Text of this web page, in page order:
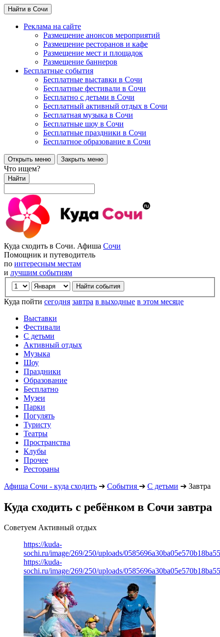
Найти в Сочи
Реклама на сайте
Размещение анонсов мероприятий
Размещение ресторанов и кафе
Размещение мест и площадок
Размещение баннеров
Бесплатные события
Бесплатные выставки в Сочи
Бесплатные фестивали в Сочи
Бесплатно с детьми в Сочи
Бесплатный активный отдых в Сочи
Бесплатная музыка в Сочи
Бесплатные шоу в Сочи
Бесплатные праздники в Сочи
Бесплатное образование в Сочи
Открыть меню Закрыть меню
Что ищем?
Найти
Куда сходить в Сочи. Афиша Сочи
Помощник и путеводитель
по интересным местам
и лучшим событиям
Куда пойти сегодня завтра в выходные в этом месяце
Выставки
Фестивали
С детьми
Активный отдых
Музыка
Шоу
Праздники
Образование
Бесплатно
Музеи
Парки
Погулять
Туристу
Театры
Пространства
Клубы
Прочее
Рестораны
Афиша Сочи - куда сходить ➔ События ➔ С детьми ➔ Завтра
Куда сходить с ребёнком в Сочи завтра
Советуем Активный отдых
https://kuda-
sochi.ru/image/269/250/uploads/
https://kuda-
sochi.ru/image/269/250/uploads/